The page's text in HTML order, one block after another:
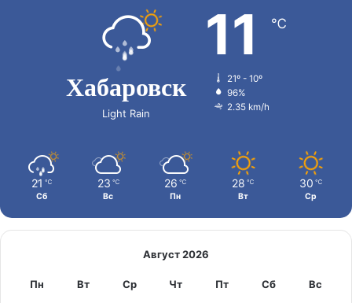
Хабаровск
Light Rain
11 ℃
21º - 10º
96%
2.35 km/h
21 ℃
Сб
23 ℃
Вс
26 ℃
Пн
28 ℃
Вт
30 ℃
Ср
Август 2026
Пн Вт Ср Чт Пт Сб Вс